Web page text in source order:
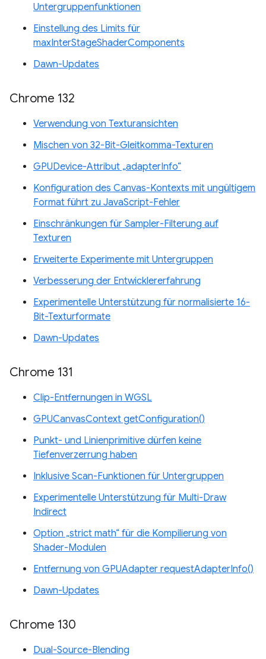
Untergruppenfunktionen
Einstellung des Limits für
maxInterStageShaderComponents
Dawn-Updates
Chrome 132
Verwendung von Texturansichten
Mischen von 32-Bit-Gleitkomma-Texturen
GPUDevice-Attribut „adapterInfo“
Konfiguration des Canvas-Kontexts mit ungültigem
Format führt zu JavaScript-Fehler
Einschränkungen für Sampler-Filterung auf
Texturen
Erweiterte Experimente mit Untergruppen
Verbesserung der Entwicklererfahrung
Experimentelle Unterstützung für normalisierte 16-
Bit-Texturformate
Dawn-Updates
Chrome 131
Clip-Entfernungen in WGSL
GPUCanvasContext getConfiguration()
Punkt- und Linienprimitive dürfen keine
Tiefenverzerrung haben
Inklusive Scan-Funktionen für Untergruppen
Experimentelle Unterstützung für Multi-Draw
Indirect
Option „strict math“ für die Kompilierung von
Shader-Modulen
Entfernung von GPUAdapter requestAdapterInfo()
Dawn-Updates
Chrome 130
Dual-Source-Blending